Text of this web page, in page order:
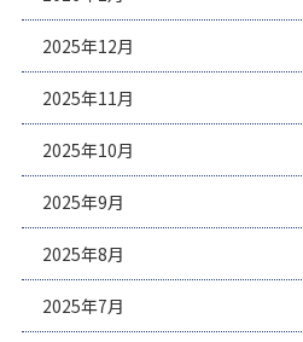
2025年12月
2025年11月
2025年10月
2025年9月
2025年8月
2025年7月